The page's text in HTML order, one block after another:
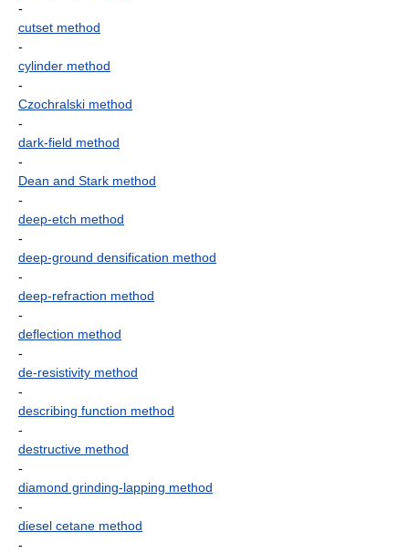
-
cutset method
-
cylinder method
-
Czochralski method
-
dark-field method
-
Dean and Stark method
-
deep-etch method
-
deep-ground densification method
-
deep-refraction method
-
deflection method
-
de-resistivity method
-
describing function method
-
destructive method
-
diamond grinding-lapping method
-
diesel cetane method
-